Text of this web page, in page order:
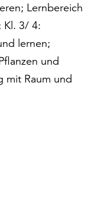
Lernbereich
Kl. 3/ 4:
lernen;
und
mit Raum und